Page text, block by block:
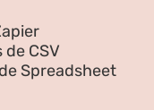
CSV
Spreadsheet